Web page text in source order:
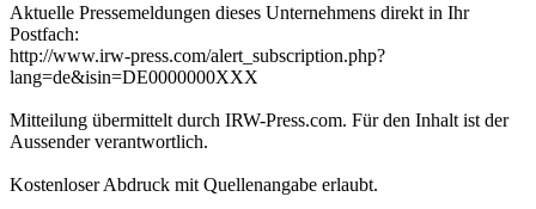
Aktuelle Pressemeldungen dieses Unternehmens direkt in Ihr
Postfach:
http://www.irw-press.com/alert_subscription.php?
lang=de&isin=DE0000000XXX
Mitteilung übermittelt durch IRW-Press.com. Für den Inhalt ist der
Aussender verantwortlich.
Kostenloser Abdruck mit Quellenangabe erlaubt.